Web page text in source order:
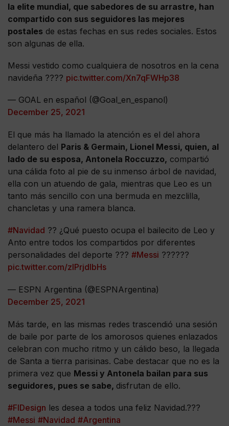
la elite mundial, que sabedores de su arrastre, han
compartido con sus seguidores las mejores
postales de estas fechas en sus redes sociales. Estos
son algunas de ella.
Messi vestido como cualquiera de nosotros en la cena
navideña ???? pic.twitter.com/Xn7qFWHp38
— GOAL en español (@Goal_en_espanol)
December 25, 2021
El que más ha llamado la atención es el del ahora
delantero del Paris & Germain, Lionel Messi, quien, al
lado de su esposa, Antonela Roccuzzo, compartió
una cálida foto al pie de su inmenso árbol de navidad,
ella con un atuendo de gala, mientras que Leo es un
tanto más sencillo con una bermuda en mezclilla,
chancletas y una ramera blanca.
#Navidad ?? ¿Qué puesto ocupa el bailecito de Leo y
Anto entre todos los compartidos por diferentes
personalidades del deporte ??? #Messi ??????
pic.twitter.com/zlPrjdlbHs
— ESPN Argentina (@ESPNArgentina)
December 25, 2021
Más tarde, en las mismas redes trascendió una sesión
de baile por parte de los amorosos quienes enlazados
celebran con mucho ritmo y un cálido beso, la llegada
de Santa a tierra parisinas. Cabe destacar que no es la
primera vez que Messi y Antonela bailan para sus
seguidores, pues se sabe, disfrutan de ello.
#FlDesign les desea a todos una feliz Navidad.???
#Messi #Navidad #Argentina